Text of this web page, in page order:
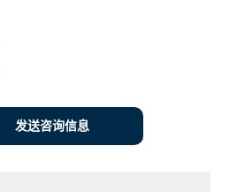
发送咨询信息